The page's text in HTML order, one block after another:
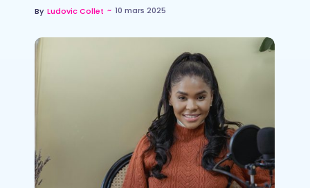
By Ludovic Collet ~ 10 mars 2025